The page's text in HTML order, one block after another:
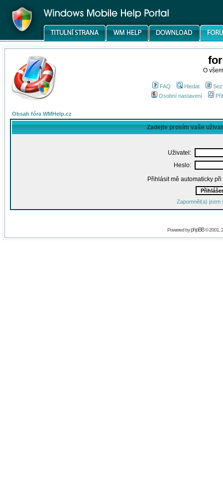
O
FAQ Hledat
Osobní nastavení
Obsah fóra WMHelp.cz
Zadejte prosím vaše
Uživatel:
Heslo:
Přihlásit mě automaticky
Zapomněl(a) jsem
Powered byphpBB© 2001,